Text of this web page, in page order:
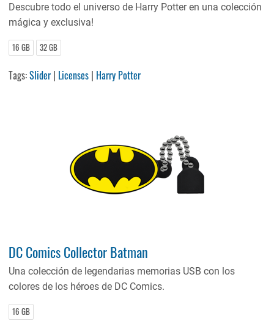
Descubre todo el universo de Harry Potter en una colección
mágica y exclusiva!
16 GB 32 GB
Tags:Slider | Licenses | Harry Potter
DC Comics Collector Batman
Una colección de legendarias memorias USB con los
colores de los héroes de DC Comics.
16 GB